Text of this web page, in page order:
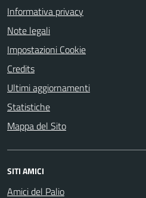
Informativa privacy
Note legali
Impostazioni Cookie
Credits
Ultimi aggiornamenti
Statistiche
Mappa del Sito
SITI AMICI
Amici del Palio